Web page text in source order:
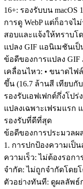
16+: รองรับบน macOS
การดู WebP แต่ก็อาจไ
สอบและแจ้งให้ทราบโ
แปลง GIF แอนิเมชันเป็
ข้อดีของการแปลง GIF
เคลื่อนไหว: • ขนาดไ
ขึ้น (16.7 ล้านสี เทียบกั
รองรับเอฟเฟกต์กึ่งโปร่
แปลงเฉพาะเฟรมแรก
รองรับที่ดีที่สุด
ข้อดีของการประมวลผ
1. การปกป้องความเป็
ความเร็ว: ไม่ต้องรอก
จำกัด: ไม่ถูกจำกัดโดย
ตัวอย่างทันที: ดูผลลัพธ์